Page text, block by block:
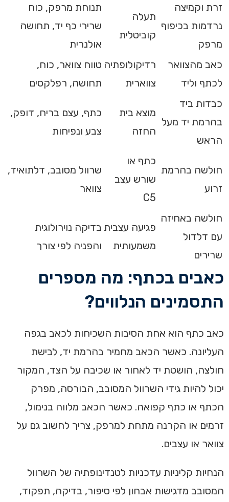
זרת וקמיצה
נרדמות בכיפוף
מרפק
תעלה
קוביטלית
תנוחת מרפק, כוח
שרירי כף יד, תחושה
אולנרית
כאב מהצוואר
לכתף וליד
רדיקולופתיה
צווארית
טווח צוואר, כוח,
תחושה, רפלקסים
כבדות ביד
בהרמת יד מעל
הראש
מוצא בית
החזה
כתף, עצם בריח, דופק,
צבע ונפיחות
חולשה בהרמת
זרוע
כתף או
שורש עצב
C5
שרוול מסובב, דלתואיד,
צוואר
חולשה באחיזה
עם דלדול
שרירים
פגיעה עצבית
משמעותית
בדיקה נוירולוגית
והפניה לפי צורך
כאבים בכתף: מה מספרים
התסמינים הנלווים?
כאב כתף הוא אחת הסיבות השכיחות לכאב בגפה
העליונה. כאשר הכאב מחמיר בהרמת יד, לבישת
חולצה, הושטת יד לאחור או שכיבה על הצד, המקור
יכול להיות גידי השרוול המסובב, הבורסה, מפרק
הכתף או כתף קפואה. כאשר הכאב מלווה בנימול,
זרמים או הקרנה מתחת למרפק, צריך לחשוב גם על
צוואר או עצבים.
הנחיות קליניות עדכניות לטנדינופתיה של השרוול
המסובב מדגישות אבחון לפי סיפור, בדיקה, תפקוד,